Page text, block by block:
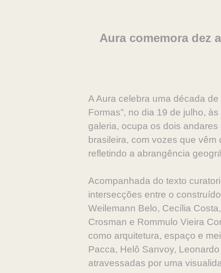
Aura comemora dez
A Aura celebra uma década
Formas”, no dia 19 de julho,
galeria, ocupa os dois
brasileira, com vozes que
refletindo a abrangência
Acompanhada do texto
intersecções entre o
Weilemann Belo, Cecília
Crosman e Rommulo Vieira
como arquitetura, espaço e
Pacca, Helô Sanvoy,
atravessadas por uma